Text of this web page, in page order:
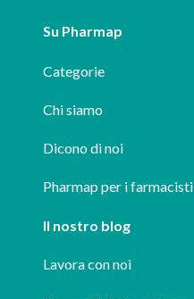
Su Pharmap
Categorie
Chi siamo
Dicono di noi
Pharmap per i farmacisti
Il nostro blog
Lavora con noi